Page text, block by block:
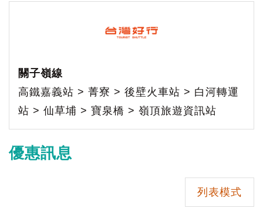
關子嶺線
高鐵嘉義站 > 菁寮 > 後壁火車站 > 白河轉運
站 > 仙草埔 > 寶泉橋 > 嶺頂旅遊資訊站
優惠訊息
列表模式